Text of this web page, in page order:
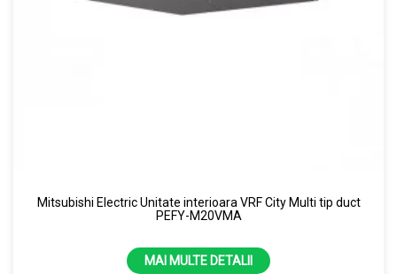
Mitsubishi Electric Unitate interioara VRF City Multi tip duct
PEFY-M20VMA
MAI MULTE DETALII